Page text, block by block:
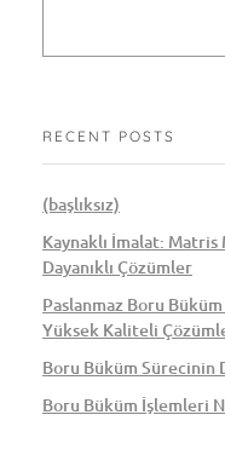
RECENT POSTS
(başlıksız)
Kaynaklı İmalat:
Dayanıklı Çözümler
Paslanmaz Boru
Yüksek Kaliteli
Boru Büküm Sürecinin
Boru Büküm İşlemleri